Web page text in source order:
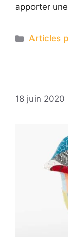
apporter
Articles
18 juin 2020